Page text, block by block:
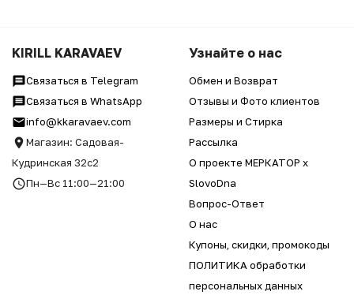
KIRILL KARAVAEV
Связаться в Telegram
Связаться в WhatsApp
info@kkaravaev.com
Магазин: Садовая-
Кудринская 32с2
Пн—Вс 11:00—21:00
Узнайте о нас
Обмен и Возврат
Отзывы и Фото клиентов
Размеры и Стирка
Рассылка
О проекте МЕРКАТОР x
SlovoDna
Вопрос-Ответ
О нас
Купоны, скидки, промокоды
ПОЛИТИКА обработки
персональных данных